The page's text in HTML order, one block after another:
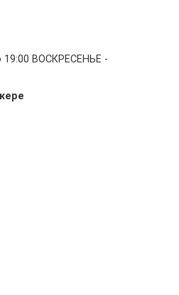
ВОСКРЕСЕНЬЕ -